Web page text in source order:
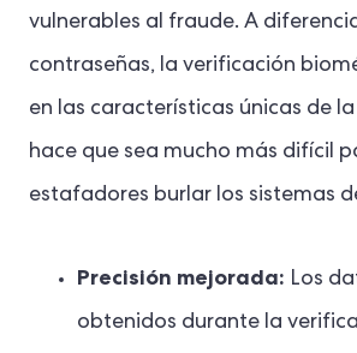
vulnerables al fraude. A
contraseñas, la verificación
en las características únicas de
hace que sea mucho más difícil
estafadores burlar los sistemas
Precisión mejorada: Los
obtenidos durante la